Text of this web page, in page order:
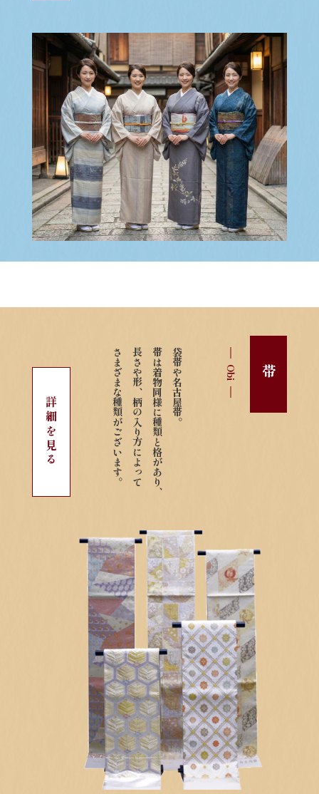
帯
Obi
袋帯や名古屋帯。
帯は着物同様に種類と格があり、
長さや形、柄の入り方によって
さまざまな種類がございます。
詳細を見る